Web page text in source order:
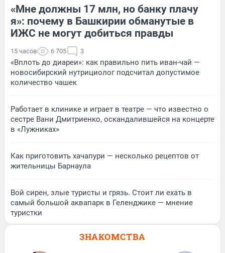
«Мне должны 17 млн, но банку плачу
я»: почему в Башкирии обманутые в
ИЖС не могут добиться правды
15 часов 6 705 3
«Вплоть до диареи»: как правильно пить иван-чай —
новосибирский нутрициолог подсчитал допустимое
количество чашек
Работает в клинике и играет в театре — что известно о
сестре Вани Дмитриенко, оскандалившейся на концерте
в «Лужниках»
Как приготовить хачапури — несколько рецептов от
жительницы Барнаула
Вой сирен, злые туристы и грязь. Стоит ли ехать в
самый большой аквапарк в Геленджике — мнение
туристки
ЗНАКОМСТВА